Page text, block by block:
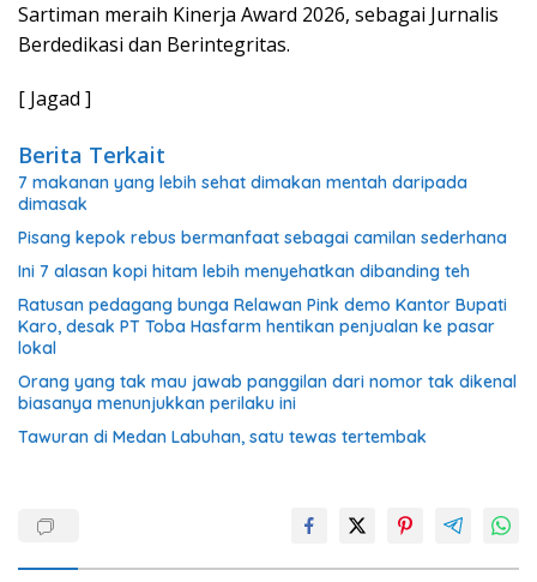
Sartiman meraih Kinerja Award 2026, sebagai Jurnalis
Berdedikasi dan Berintegritas.
[ Jagad ]
Berita Terkait
7 makanan yang lebih sehat dimakan mentah daripada
dimasak
Pisang kepok rebus bermanfaat sebagai camilan sederhana
Ini 7 alasan kopi hitam lebih menyehatkan dibanding teh
Ratusan pedagang bunga Relawan Pink demo Kantor Bupati
Karo, desak PT Toba Hasfarm hentikan penjualan ke pasar
lokal
Orang yang tak mau jawab panggilan dari nomor tak dikenal
biasanya menunjukkan perilaku ini
Tawuran di Medan Labuhan, satu tewas tertembak